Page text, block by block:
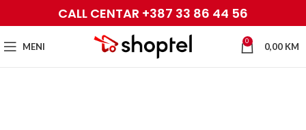
CALL CENTAR +387 33 86 44 56
MENI 0 0,00 KM